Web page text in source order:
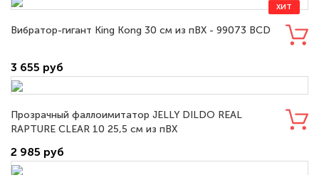
ХИТ
Вибратор-гигант King Kong 30 см из пВХ - 99073 BCD
3 655 руб
Прозрачный фаллоимитатор JELLY DILDO REAL
RAPTURE CLEAR 10 25,5 см из пВХ
2 985 руб